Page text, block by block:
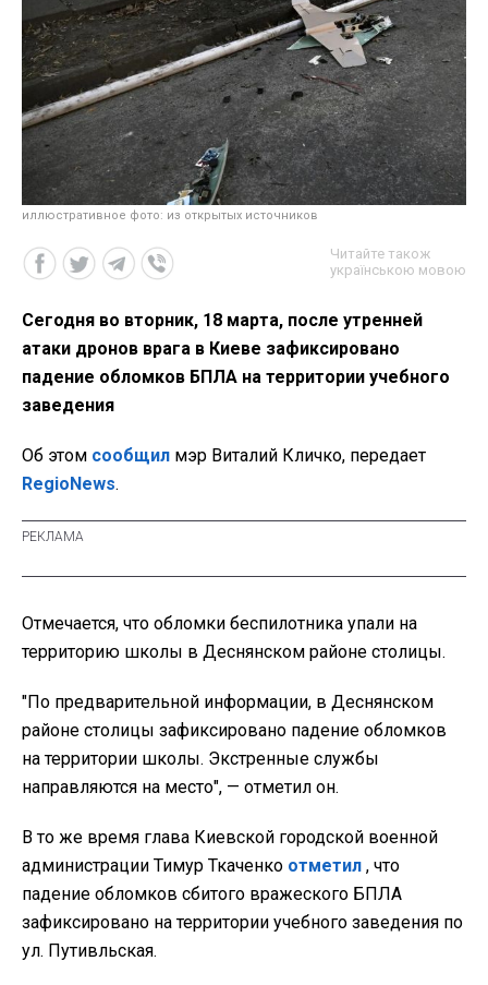
иллюстративное фото: из открытых источников
Читайте також
українською мовою
Сегодня во вторник, 18 марта, после утренней
атаки дронов врага в Киеве зафиксировано
падение обломков БПЛА на территории учебного
заведения
Об этом сообщил мэр Виталий Кличко, передает
RegioNews.
Отмечается, что обломки беспилотника упали на
территорию школы в Деснянском районе столицы.
"По предварительной информации, в Деснянском
районе столицы зафиксировано падение обломков
на территории школы. Экстренные службы
направляются на место", — отметил он.
В то же время глава Киевской городской военной
администрации Тимур Ткаченко отметил , что
падение обломков сбитого вражеского БПЛА
зафиксировано на территории учебного заведения по
ул. Путивльская.